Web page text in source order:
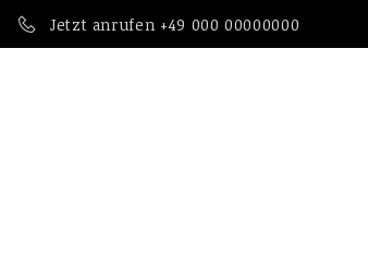
Jetzt anrufen +49 000 00000000